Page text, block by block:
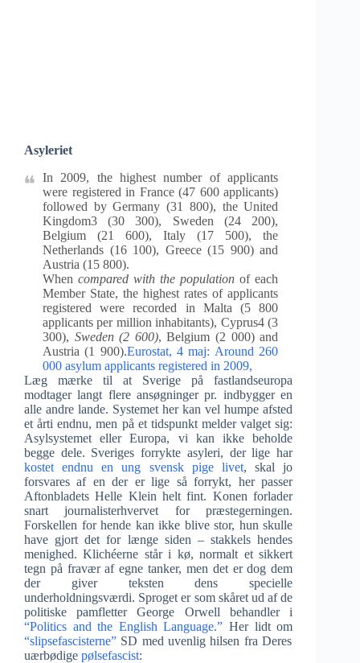
Asyleriet
In 2009, the highest number of applicants
were registered in France (47 600 applicants)
followed by Germany (31 800), the United
Kingdom3 (30 300), Sweden (24 200),
Belgium (21 600), Italy (17 500), the
Netherlands (16 100), Greece (15 900) and
Austria (15 800).
Whencompared with the population of each
Member State, the highest rates of applicants
registered were recorded in Malta (5 800
applicants per million inhabitants), Cyprus4 (3
300), Sweden (2 600), Belgium (2 000) and
Austria (1 900).Eurostat, 4 maj: Around 260
000 asylum applicants registered in 2009,
Læg mærke til at Sverige på fastlandseuropa
modtager langt flere ansøgninger pr. indbygger en
alle andre lande. Systemet her kan vel humpe afsted
et årti endnu, men på et tidspunkt melder valget sig:
Asylsystemet eller Europa, vi kan ikke beholde
begge dele. Sveriges forrykte asyleri, der lige har
kostet endnu en ung svensk pige livet, skal jo
forsvares af en der er lige så forrykt, her passer
Aftonbladets Helle Klein helt fint. Konen forlader
snart journalisterhvervet for præstegerningen.
Forskellen for hende kan ikke blive stor, hun skulle
have gjort det for længe siden – stakkels hendes
menighed. Klichéerne står i kø, normalt et sikkert
tegn på fravær af egne tanker, men det er dog dem
der giver teksten dens specielle
underholdningsværdi. Sproget er som skåret ud af de
politiske pamfletter George Orwell behandler i
“Politics and the English Language.” Her lidt om
“slipsefascisterne” SD med uvenlig hilsen fra Deres
uærbødige pølsefascist: